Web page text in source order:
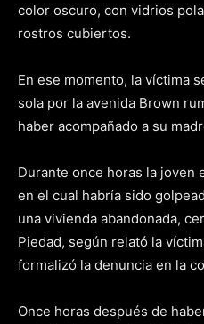
color oscuro, con vidrios
rostros cubiertos.
En ese momento, la víctima
sola por la avenida Brown
haber acompañado a su
Durante once horas la joven
en el cual habría sido
una vivienda abandonada,
Piedad, según relató la
formalizó la denuncia en la
Once horas después de